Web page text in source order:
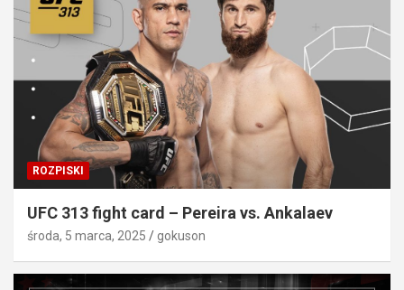
ROZPISKI
UFC 313 fight card – Pereira vs. Ankalaev
środa, 5 marca, 2025 gokuson